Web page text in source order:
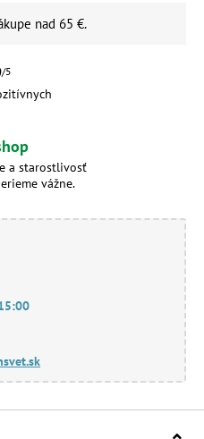
nad 65 €.
/5
a starostlivosť
vážne.